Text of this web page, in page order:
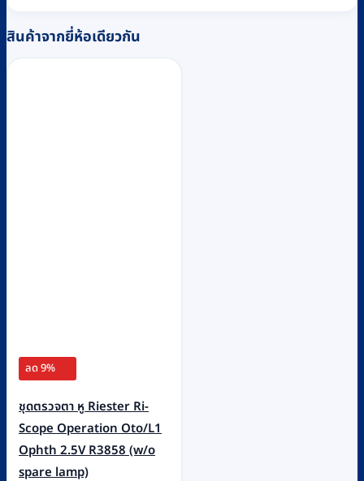
สินค้าจากยี่ห้อเดียวกัน
ลด 9%
ชุดตรวจตา หู Riester Ri-
Scope Operation Oto/L1
Ophth 2.5V R3858 (w/o
spare lamp)